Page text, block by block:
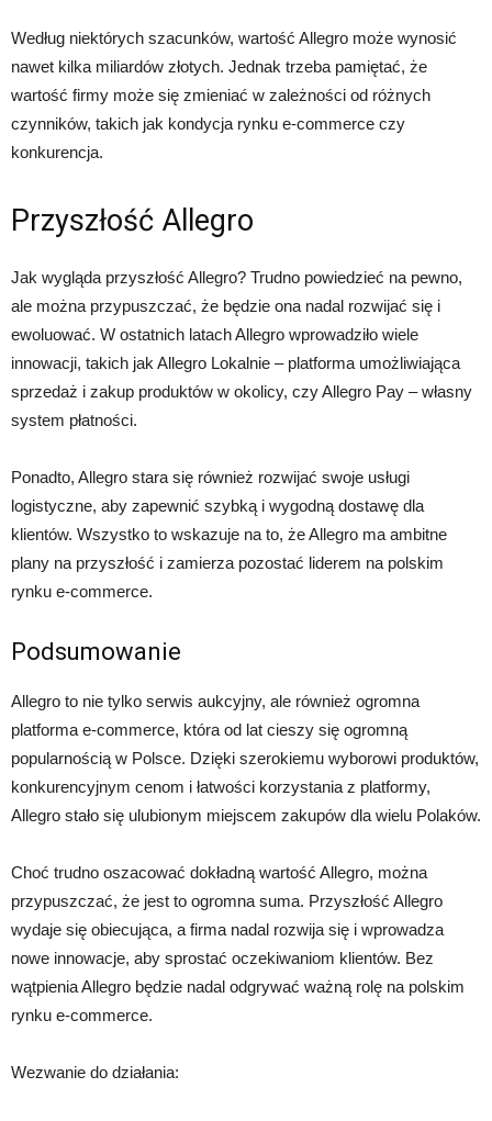
Według niektórych szacunków, wartość Allegro może wynosić
nawet kilka miliardów złotych. Jednak trzeba pamiętać, że
wartość firmy może się zmieniać w zależności od różnych
czynników, takich jak kondycja rynku e-commerce czy
konkurencja.
Przyszłość Allegro
Jak wygląda przyszłość Allegro? Trudno powiedzieć na pewno,
ale można przypuszczać, że będzie ona nadal rozwijać się i
ewoluować. W ostatnich latach Allegro wprowadziło wiele
innowacji, takich jak Allegro Lokalnie – platforma umożliwiająca
sprzedaż i zakup produktów w okolicy, czy Allegro Pay – własny
system płatności.
Ponadto, Allegro stara się również rozwijać swoje usługi
logistyczne, aby zapewnić szybką i wygodną dostawę dla
klientów. Wszystko to wskazuje na to, że Allegro ma ambitne
plany na przyszłość i zamierza pozostać liderem na polskim
rynku e-commerce.
Podsumowanie
Allegro to nie tylko serwis aukcyjny, ale również ogromna
platforma e-commerce, która od lat cieszy się ogromną
popularnością w Polsce. Dzięki szerokiemu wyborowi produktów,
konkurencyjnym cenom i łatwości korzystania z platformy,
Allegro stało się ulubionym miejscem zakupów dla wielu Polaków.
Choć trudno oszacować dokładną wartość Allegro, można
przypuszczać, że jest to ogromna suma. Przyszłość Allegro
wydaje się obiecująca, a firma nadal rozwija się i wprowadza
nowe innowacje, aby sprostać oczekiwaniom klientów. Bez
wątpienia Allegro będzie nadal odgrywać ważną rolę na polskim
rynku e-commerce.
Wezwanie do działania: